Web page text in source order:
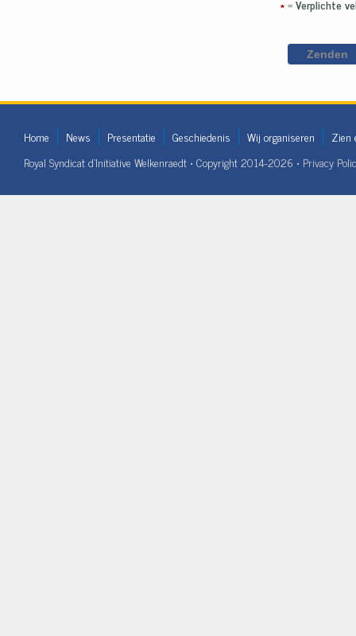
*=Verplichte
Home News Presentatie Geschiedenis Wij organiseren
Zien
Royal Syndicat d'Initiative Welkenraedt • Copyright 2014-2026 • Privacy